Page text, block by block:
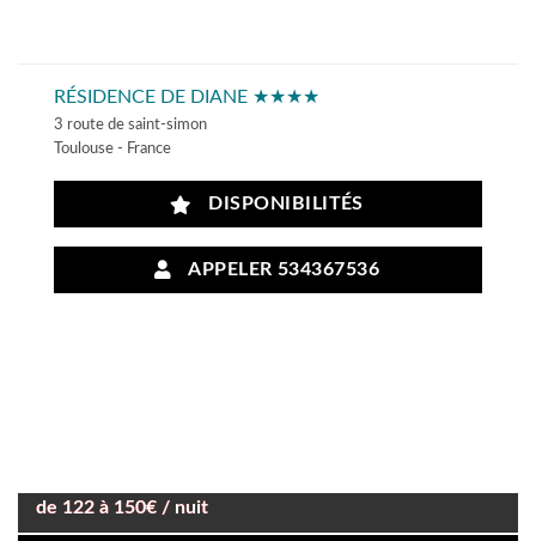
RÉSIDENCE DE DIANE ★★★★
3 route de saint-simon
Toulouse - France
DISPONIBILITÉS
APPELER 534367536
de 122 à 150€ / nuit